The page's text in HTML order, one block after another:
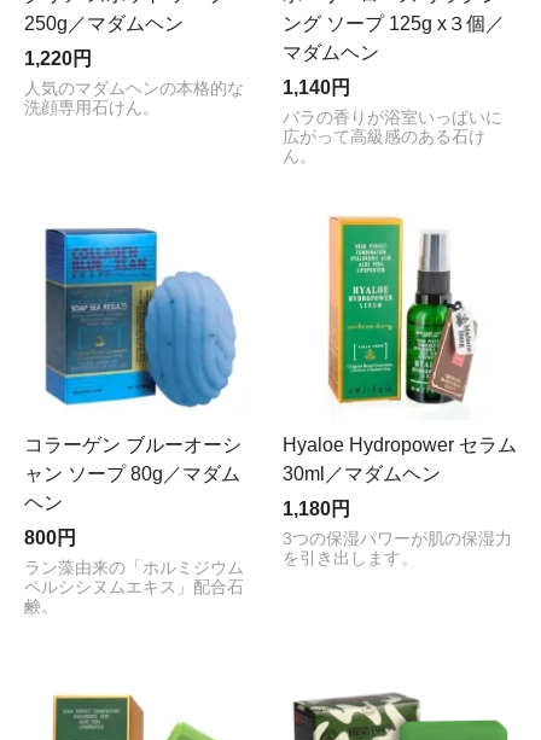
250g／マダムヘン
1,220円
人気のマダムヘンの本格的な
洗顔専用石けん。
ング ソープ 125g x３個／
マダムヘン
1,140円
バラの香りが浴室いっぱいに
広がって高級感のある石け
ん。
コラーゲン ブルーオーシ
ャン ソープ 80g／マダム
ヘン
800円
ラン藻由来の「ホルミジウム
ペルシシヌムエキス」配合石
鹸。
Hyaloe Hydropower セラム
30ml／マダムヘン
1,180円
3つの保湿パワーが肌の保湿力
を引き出します。